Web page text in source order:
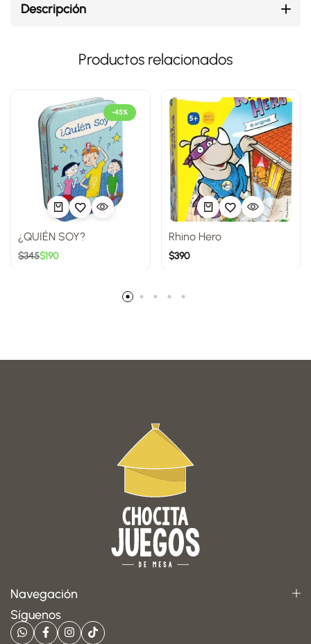
Descripción
Productos relacionados
-45%
¿QUIÉN SOY?
$345$190
Rhino Hero
$390
Navegación
Síguenos